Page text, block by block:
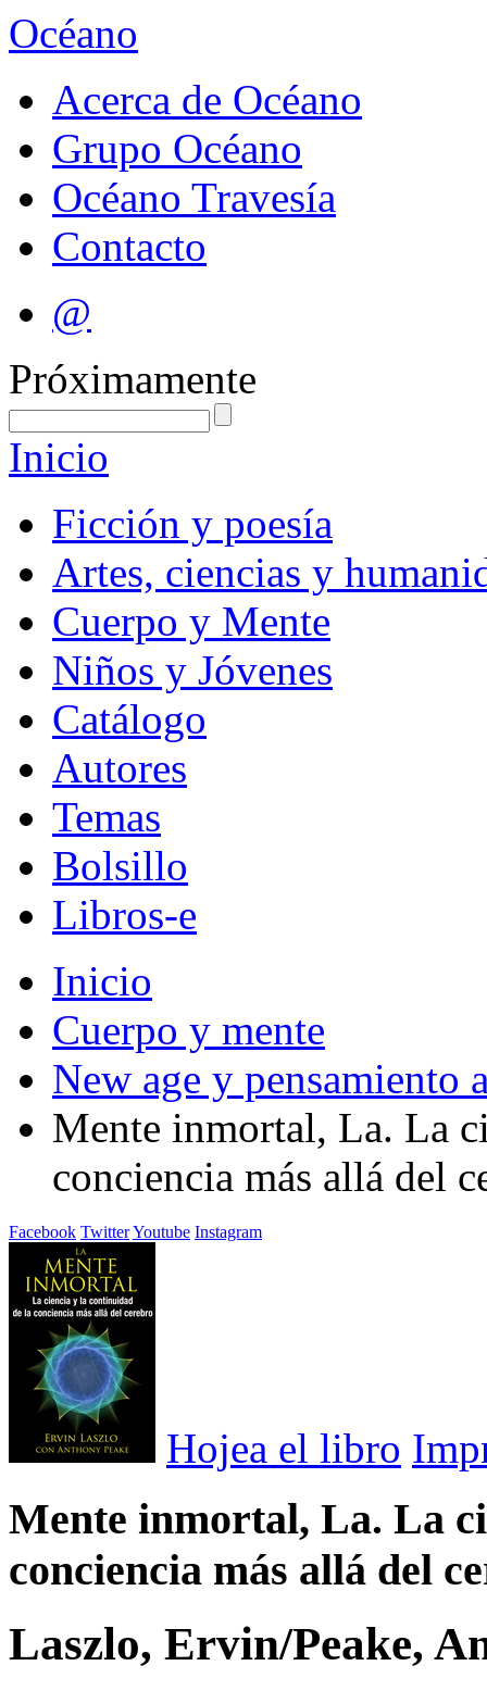
Océano
Acerca de Océano
Grupo Océano
Océano Travesía
Contacto
@
Próximamente
Inicio
Ficción y poesía
Artes, ciencias y
Cuerpo y Mente
Niños y Jóvenes
Catálogo
Autores
Temas
Bolsillo
Libros-e
Inicio
Cuerpo y mente
New age y pensamiento
Mente inmortal, La. La
conciencia más allá del
Facebook TwitterYoutube Instagram
Hojea el libro
Mente inmortal, La. La
conciencia más allá del
Laszlo, Ervin/Peake,